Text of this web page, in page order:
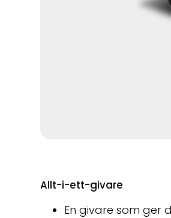
Allt-i-ett-givare
En givare som ger